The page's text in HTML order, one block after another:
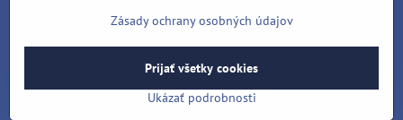
©2026Copyright
Predvoľby súkromiaZásady ochrany osobných údajovStav objednávky
Vytvorené pomocou:BiznisWeb.sk
Zásady ochrany osobných údajov
Ukázať podrobnosti
Prijať všetky cookies